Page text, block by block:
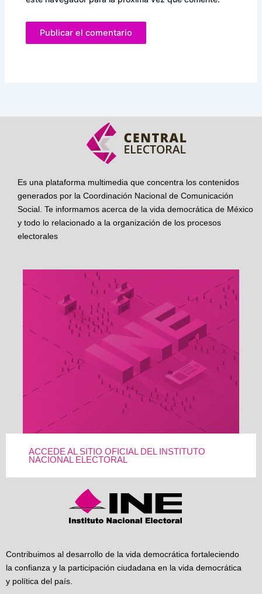
Es una plataforma multimedia que concentra los contenidos
generados por la Coordinación Nacional de Comunicación
Social. Te informamos acerca de la vida democrática de México
y todo lo relacionado a la organización de los procesos
electorales
ACCEDE AL SITIO OFICIAL DEL INSTITUTO
NACIONAL ELECTORAL
Contribuimos al desarrollo de la vida democrática fortaleciendo
la confianza y la participación ciudadana en la vida democrática
y política del país.